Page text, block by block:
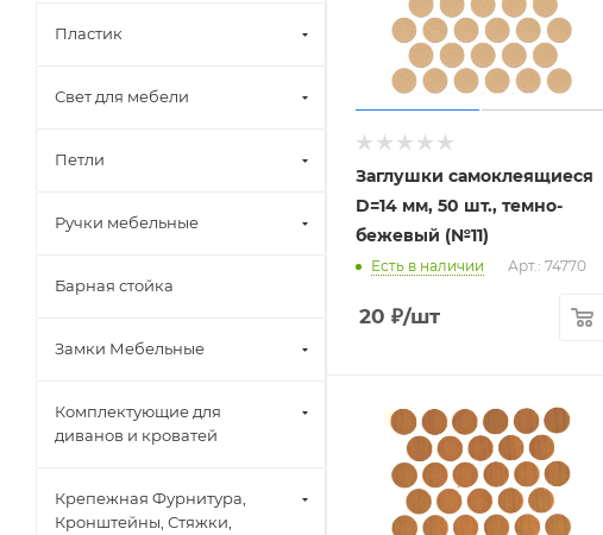
Заглушки самоклеящиеся
D=14 мм, 50 шт., темно-
бежевый (№11)
Есть в наличии Арт.: 74770
20 ₽/шт
Пластик
Свет для мебели
Петли
Ручки мебельные
Барная стойка
Замки Мебельные
Комплектующие для
диванов и кроватей
Крепежная Фурнитура,
Кронштейны, Стяжки,